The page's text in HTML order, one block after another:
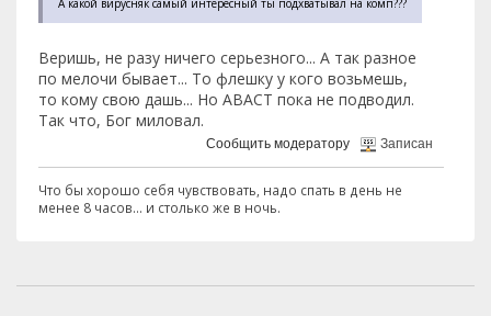
А какой вирусняк самый интересный ты подхватывал на комп???
Веришь, не разу ничего серьезного... А так разное
по мелочи бывает... То флешку у кого возьмешь,
то кому свою дашь... Но АВАСТ пока не подводил.
Так что, Бог миловал.
Сообщить модератору Записан
Что бы хорошо себя чувствовать, надо спать в день не
менее 8 часов... и столько же в ночь.